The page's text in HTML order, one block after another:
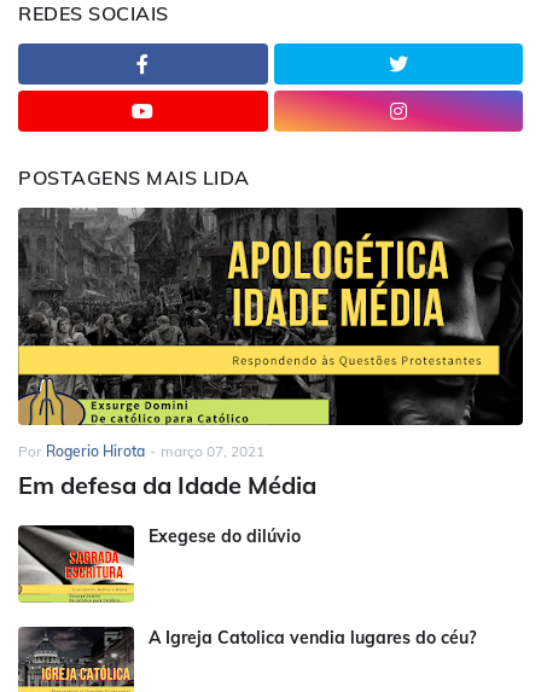
REDES SOCIAIS
POSTAGENS MAIS LIDA
Por Rogerio Hirota - março 07, 2021
Em defesa da Idade Média
Exegese do dilúvio
A Igreja Catolica vendia lugares do céu?